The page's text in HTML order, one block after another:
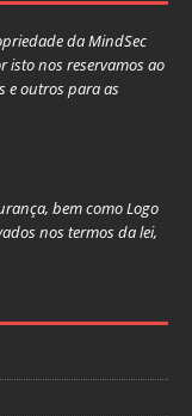
da MindSec
isto nos reservamos ao
e outros para as
bem como Logo
nos termos da lei,